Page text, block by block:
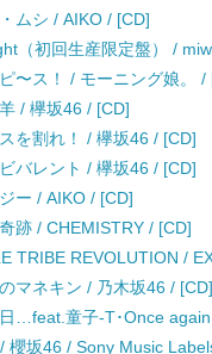
ムシ / AIKO / [CD]
（初回生産限定盤） /
〜ス！ / モーニング娘。 /
/ 欅坂46 / [CD]
を割れ！ / 欅坂46 / [CD]
バレント / 欅坂46 / [CD]
ー / AIKO / [CD]
跡 / CHEMISTRY / [CD]
TRIBE REVOLUTION /
マネキン / 乃木坂46 / [CD]
…feat.童子-T･Once
櫻坂46 / Sony Music